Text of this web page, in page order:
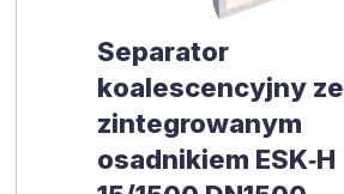
Separator
koalescencyjny ze
zintegrowanym
osadnikiem ESK‑H